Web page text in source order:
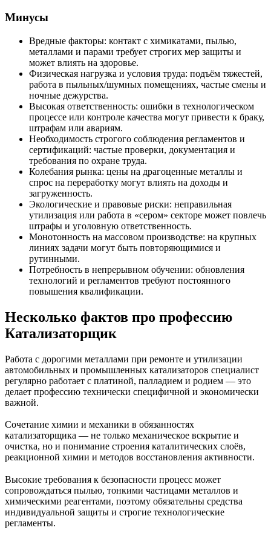
Минусы
Вредные факторы: контакт с химикатами, пылью,
металлами и парами требует строгих мер защиты и
может влиять на здоровье.
Физическая нагрузка и условия труда: подъём тяжестей,
работа в пыльных/шумных помещениях, частые смены и
ночные дежурства.
Высокая ответственность: ошибки в технологическом
процессе или контроле качества могут привести к браку,
штрафам или авариям.
Необходимость строгого соблюдения регламентов и
сертификаций: частые проверки, документация и
требования по охране труда.
Колебания рынка: цены на драгоценные металлы и
спрос на переработку могут влиять на доходы и
загруженность.
Экологические и правовые риски: неправильная
утилизация или работа в «сером» секторе может повлечь
штрафы и уголовную ответственность.
Монотонность на массовом производстве: на крупных
линиях задачи могут быть повторяющимися и
рутинными.
Потребность в непрерывном обучении: обновления
технологий и регламентов требуют постоянного
повышения квалификации.
Несколько фактов про профессию
Катализаторщик
Работа с дорогими металлами при ремонте и утилизации
автомобильных и промышленных катализаторов специалист
регулярно работает с платиной, палладием и родием — это
делает профессию технически специфичной и экономически
важной.
Сочетание химии и механики в обязанностях
катализаторщика — не только механическое вскрытие и
очистка, но и понимание строения каталитических слоёв,
реакционной химии и методов восстановления активности.
Высокие требования к безопасности процесс может
сопровождаться пылью, тонкими частицами металлов и
химическими реагентами, поэтому обязательны средства
индивидуальной защиты и строгие технологические
регламенты.